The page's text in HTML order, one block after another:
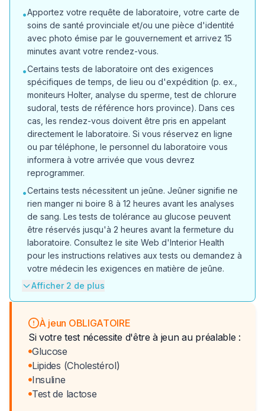
•Apportez votre requête de laboratoire, votre carte de
soins de santé provinciale et/ou une pièce d'identité
avec photo émise par le gouvernement et arrivez 15
minutes avant votre rendez-vous.
•Certains tests de laboratoire ont des exigences
spécifiques de temps, de lieu ou d'expédition (p. ex.,
moniteurs Holter, analyse du sperme, test de chlorure
sudoral, tests de référence hors province). Dans ces
cas, les rendez-vous doivent être pris en appelant
directement le laboratoire. Si vous réservez en ligne
ou par téléphone, le personnel du laboratoire vous
informera à votre arrivée que vous devrez
reprogrammer.
•Certains tests nécessitent un jeûne. Jeûner signifie ne
rien manger ni boire 8 à 12 heures avant les analyses
de sang. Les tests de tolérance au glucose peuvent
être réservés jusqu'à 2 heures avant la fermeture du
laboratoire. Consultez le site Web d'Interior Health
pour les instructions relatives aux tests ou demandez à
votre médecin les exigences en matière de jeûne.
Afficher 2 de plus
À jeun OBLIGATOIRE
Si votre test nécessite d'être à jeun au préalable :
Glucose
Lipides (Cholestérol)
Insuline
Test de lactose